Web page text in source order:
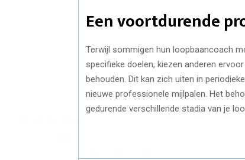
Een voortdurende
Terwijl sommigen hun loopbaancoach
specifieke doelen, kiezen anderen
behouden. Dit kan zich uiten in
nieuwe professionele mijlpalen. Het
gedurende verschillende stadia van je